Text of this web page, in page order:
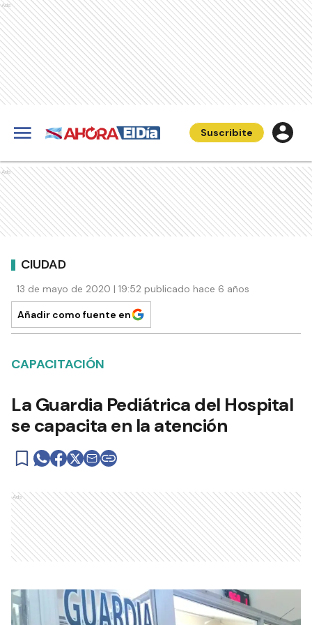
Ads
Suscribite
Ads
CIUDAD
13 de mayo de 2020 | 19:52 publicado hace 6 años
Añadir como fuente en
CAPACITACIÓN
La Guardia Pediátrica del Hospital
se capacita en la atención
Ads